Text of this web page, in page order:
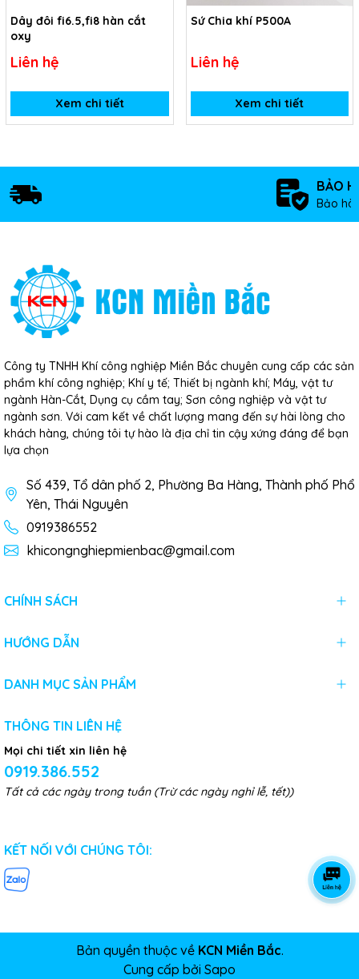
Dây đôi fi6.5,fi8 hàn cắt
oxy
Liên hệ
Xem chi tiết
Sứ Chia khí P500A
Liên hệ
Xem chi tiết
BẢO
Bảo
Công ty TNHH Khí công nghiệp Miền Bắc chuyên cung cấp các sản
phẩm khí công nghiệp; Khí y tế; Thiết bị ngành khí; Máy, vật tư
ngành Hàn-Cắt, Dụng cụ cầm tay; Sơn công nghiệp và vật tư
ngành sơn. Với cam kết về chất lượng mang đến sự hài lòng cho
khách hàng, chúng tôi tự hào là địa chỉ tin cậy xứng đáng để bạn
lựa chọn
Số 439, Tổ dân phố 2, Phường Ba Hàng, Thành phố Phổ
Yên, Thái Nguyên
0919386552
khicongnghiepmienbac@gmail.com
CHÍNH SÁCH
HƯỚNG DẪN
DANH MỤC SẢN PHẨM
THÔNG TIN LIÊN HỆ
Mọi chi tiết xin liên hệ
0919.386.552
Tất cả các ngày trong tuần (Trừ các ngày nghỉ lễ, tết))
KẾT NỐI VỚI CHÚNG TÔI:
Bản quyền thuộc về KCN Miền Bắc.
Cung cấp bởi Sapo